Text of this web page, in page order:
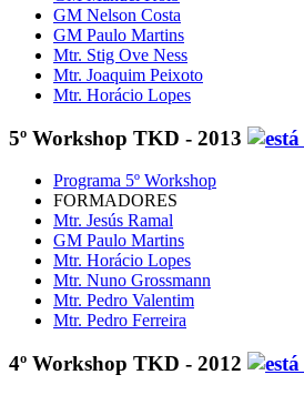
GM Nelson Costa
GM Paulo Martins
Mtr. Stig Ove Ness
Mtr. Joaquim Peixoto
Mtr. Horácio Lopes
5º Workshop TKD - 2013
Programa 5º Workshop
FORMADORES
Mtr. Jesús Ramal
GM Paulo Martins
Mtr. Horácio Lopes
Mtr. Nuno Grossmann
Mtr. Pedro Valentim
Mtr. Pedro Ferreira
4º Workshop TKD - 2012